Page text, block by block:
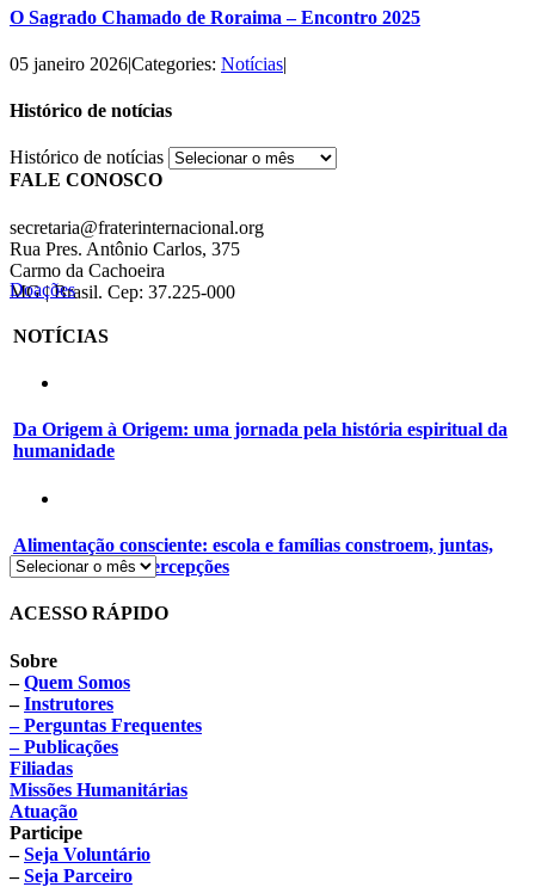
O Sagrado Chamado de Roraima – Encontro 2025
05 janeiro 2026|Categories: Notícias|
Histórico de notícias
Histórico de notícias
FALE CONOSCO
secretaria@fraterinternacional.org
Rua Pres. Antônio Carlos, 375
Carmo da Cachoeira
MG | Brasil. Cep: 37.225-000
Doações
NOTÍCIAS
Da Origem à Origem: uma jornada pela história espiritual da
humanidade
Alimentação consciente: escola e famílias constroem, juntas,
novos hábitos e percepções
ACESSO RÁPIDO
Sobre
–Quem Somos
–Instrutores
– Perguntas Frequentes
– Publicações
Filiadas
Missões Humanitárias
Atuação
Participe
–Seja Voluntário
–Seja Parceiro